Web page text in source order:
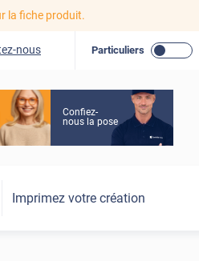
la fiche produit.
nous Particuliers
Confiez-
nous la pose
Imprimez votre création